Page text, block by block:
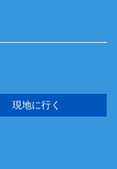
現地に行く